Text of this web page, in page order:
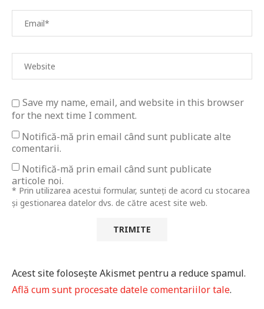
Save my name, email, and website in this browser
for the next time I comment.
Notifică-mă prin email când sunt publicate alte
comentarii.
Notifică-mă prin email când sunt publicate
articole noi.
* Prin utilizarea acestui formular, sunteți de acord cu stocarea
și gestionarea datelor dvs. de către acest site web.
Acest site folosește Akismet pentru a reduce spamul.
Află cum sunt procesate datele comentariilor tale.